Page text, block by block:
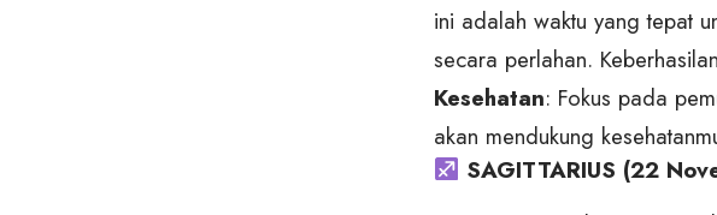
ini adalah waktu yang tepat
secara perlahan.
Kesehatan: Fokus pada
akan mendukung
SAGITTARIUS (22